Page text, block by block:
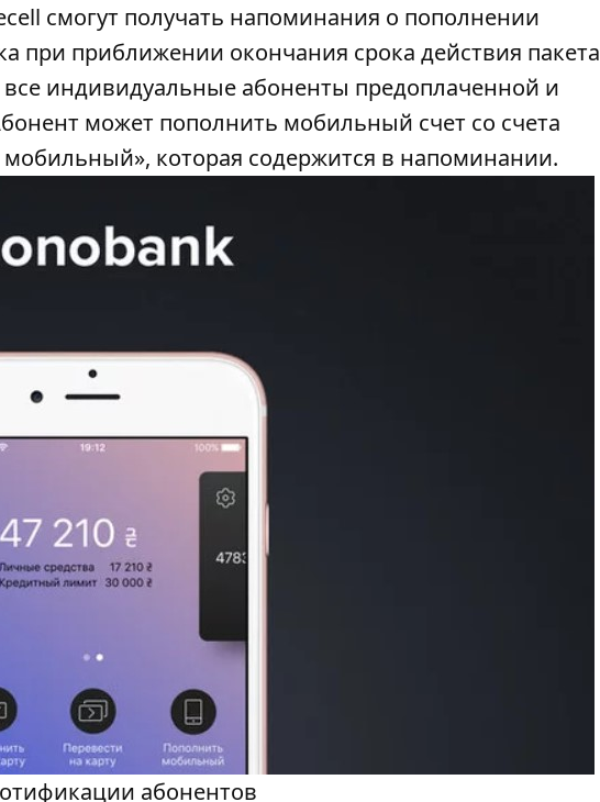
смогут получать напоминания о пополнении
при приближении окончания срока действия пакета
все индивидуальные абоненты предоплаченной и
может пополнить мобильный счет со счета
которая содержится в напоминании.
абонентов